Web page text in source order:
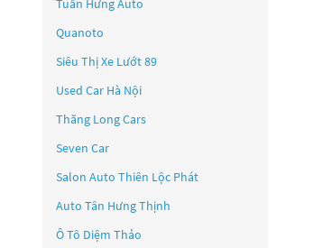
Tuấn Hưng Auto
Quanoto
Siêu Thị Xe Lướt 89
Used Car Hà Nội
Thăng Long Cars
Seven Car
Salon Auto Thiên Lộc Phát
Auto Tân Hưng Thịnh
Ô Tô Diệm Thảo